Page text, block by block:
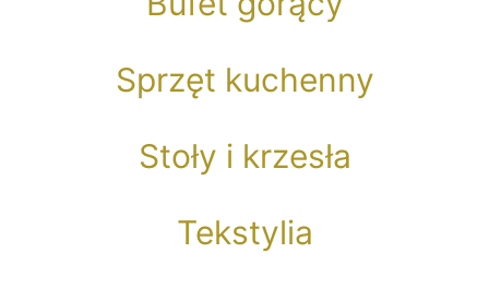
Sprzęt kuchenny
Stoły i krzesła
Tekstylia